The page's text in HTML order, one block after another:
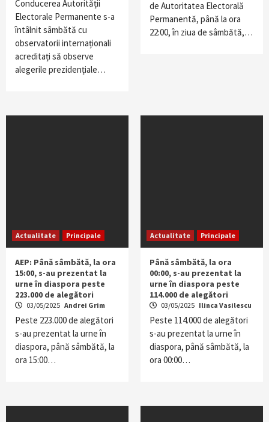
Conducerea Autorității
Electorale Permanente s-a
întâlnit sâmbătă cu
observatorii internaționali
acreditați să observe
alegerile prezidențiale…
de Autoritatea Electorală
Permanentă, până la ora
22:00, în ziua de sâmbătă,…
Actualitate Principale
AEP: Până sâmbătă, la ora
15:00, s-au prezentat la
urne în diaspora peste
223.000 de alegători
03/05/2025 Andrei Grim
Peste 223.000 de alegători
s-au prezentat la urne în
diaspora, până sâmbătă, la
ora 15:00…
Actualitate Principale
Până sâmbătă, la ora
00:00, s-au prezentat la
urne în diaspora peste
114.000 de alegători
03/05/2025 Ilinca Vasilescu
Peste 114.000 de alegători
s-au prezentat la urne în
diaspora, până sâmbătă, la
ora 00:00…